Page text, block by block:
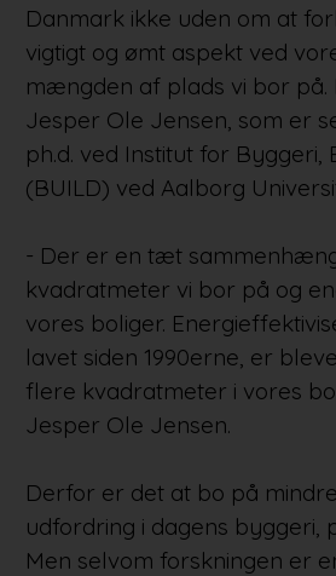
Danmark ikke uden om at
vigtigt og ømt aspekt ved
mængden af plads vi bor
Jesper Ole Jensen, som er
ph.d. ved Institut for Byggeri,
(BUILD) ved Aalborg
- Der er en tæt
kvadratmeter vi bor på og
vores boliger.
lavet siden 1990erne, er
flere kvadratmeter i vores
Jesper Ole Jensen.
Derfor er det at bo på
udfordring i dagens byggeri,
Men selvom forskningen er